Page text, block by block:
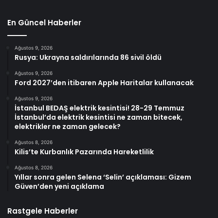
En Güncel Haberler
Ağustos 9, 2026
Rusya: Ukrayna saldırılarında 86 sivil öldü
Ağustos 9, 2026
Ford 2027’den itibaren Apple Haritalar kullanacak
Ağustos 9, 2026
İstanbul BEDAŞ elektrik kesintisi! 28-29 Temmuz
İstanbul’da elektrik kesintisi ne zaman bitecek,
elektrikler ne zaman gelecek?
Ağustos 8, 2026
Kilis’te Kurbanlık Pazarında Hareketlilik
Ağustos 8, 2026
Yıllar sonra gelen Selena ‘Selin’ açıklaması: Gizem
Güven’den yeni açıklama
Rastgele Haberler